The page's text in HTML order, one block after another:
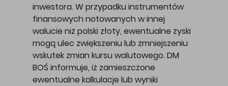
inwestora. W przypadku instrumentów
finansowych notowanych w innej
walucie niż polski złoty, ewentualne zyski
mogą ulec zwiększeniu lub zmniejszeniu
wskutek zmian kursu walutowego. DM
BOŚ informuje, iż zamieszczone
ewentualne kalkulacje lub wyniki